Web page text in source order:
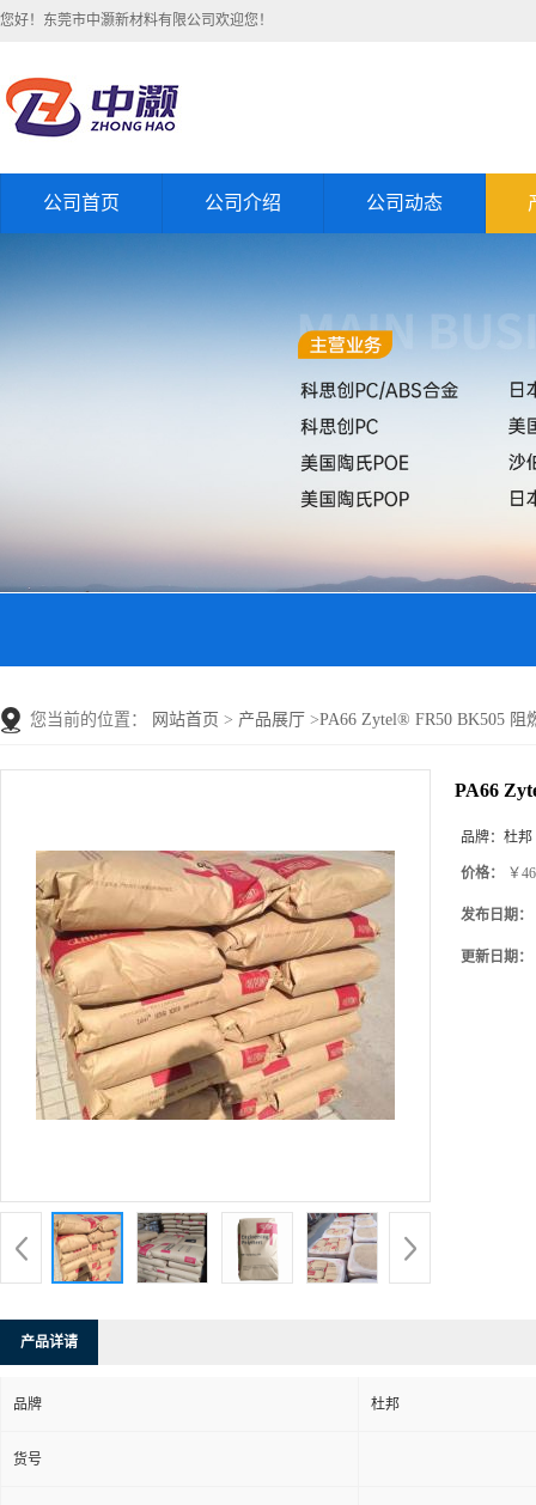
您好！东莞市中灏新材料有限公司欢迎您！
公司首页 公司介绍 公司动态
您当前的位置： 网站首页 > 产品展厅 >PA66 Zytel® FR50 BK505 阻
PA66
品牌： 杜邦
价格： ￥
发布日期：
更新日期：
产品详请
品牌 杜邦
货号